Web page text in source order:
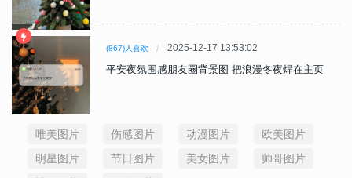
(867)人喜欢 2025-12-17 13:53:02
平安夜氛围感朋友圈背景图 把浪漫冬夜焊在主页
唯美图片 伤感图片 动漫图片
欧美图片
明星图片
节日图片 美女图片
帅哥图片